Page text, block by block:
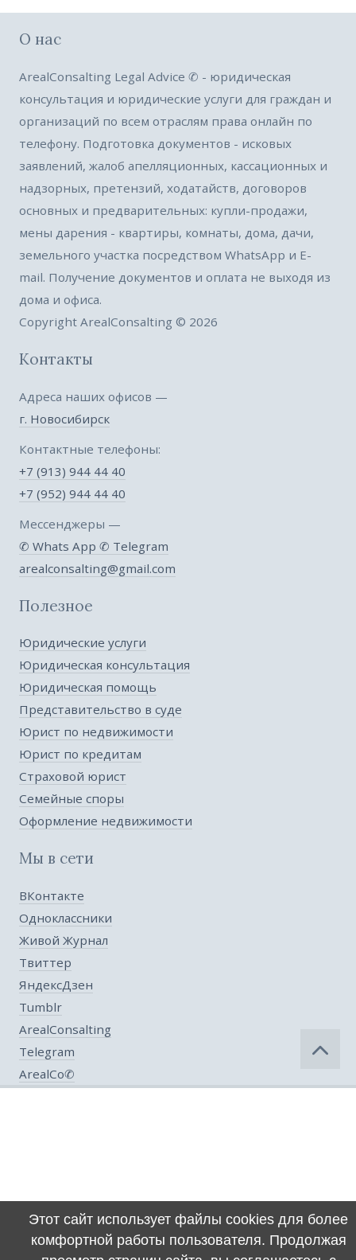
О нас
ArealConsalting Legal Advice ✆ - юридическая
консультация и юридические услуги для граждан и
организаций по всем отраслям права онлайн по
телефону. Подготовка документов - исковых
заявлений, жалоб апелляционных, кассационных и
надзорных, претензий, ходатайств, договоров
основных и предварительных: купли-продажи,
мены дарения - квартиры, комнаты, дома, дачи,
земельного участка посредством WhatsApp и E-
mail. Получение документов и оплата не выходя из
дома и офиса.
Copyright ArealConsalting © 2026
Контакты
Адреса наших офисов —
г. Новосибирск
Контактные телефоны:
+7 (913) 944 44 40
+7 (952) 944 44 40
Мессенджеры —
✆ Whats App ✆ Telegram
arealconsalting@gmail.com
Полезное
Юридические услуги
Юридическая консультация
Юридическая помощь
Представительство в суде
Юрист по недвижимости
Юрист по кредитам
Страховой юрист
Семейные споры
Оформление недвижимости
Мы в сети
ВКонтакте
Одноклассники
Живой Журнал
Твиттер
ЯндексДзен
Tumblr
ArealConsalting
Telegram
ArealCo✆
Этот сайт использует файлы cookies для более
комфортной работы пользователя. Продолжая